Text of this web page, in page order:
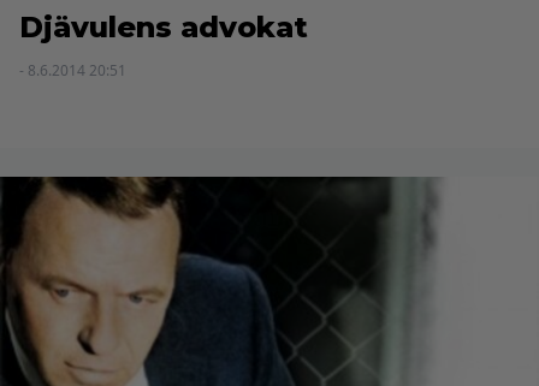
Djävulens advokat
- 8.6.2014 20:51